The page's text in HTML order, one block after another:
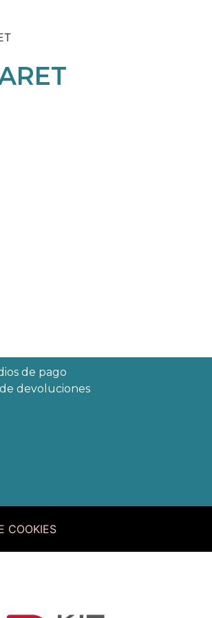
de pago
devoluciones
COOKIES